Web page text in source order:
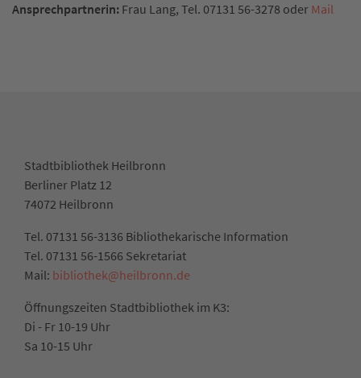
Ansprechpartnerin: Frau Lang, Tel. 07131 56-3278 oder Mail
Stadtbibliothek Heilbronn
Berliner Platz 12
74072 Heilbronn
Tel. 07131 56-3136 Bibliothekarische Information
Tel. 07131 56-1566 Sekretariat
Mail: bibliothek@heilbronn.de
Öffnungszeiten Stadtbibliothek im K3:
Di - Fr 10-19 Uhr
Sa 10-15 Uhr